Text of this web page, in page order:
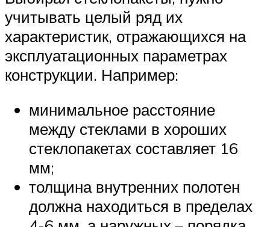
учитывать целый ряд их
характеристик, отражающихся на
эксплуатационных параметрах
конструкции. Например:
минимальное расстояние
между стеклами в хороших
стеклопакетах составляет 16
мм;
толщина внутренних полотен
должна находиться в пределах